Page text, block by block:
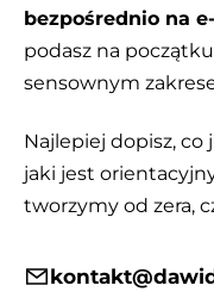
bezpośrednio na
podasz na
sensownym
Najlepiej dopisz, co
jaki jest
tworzymy od zera,